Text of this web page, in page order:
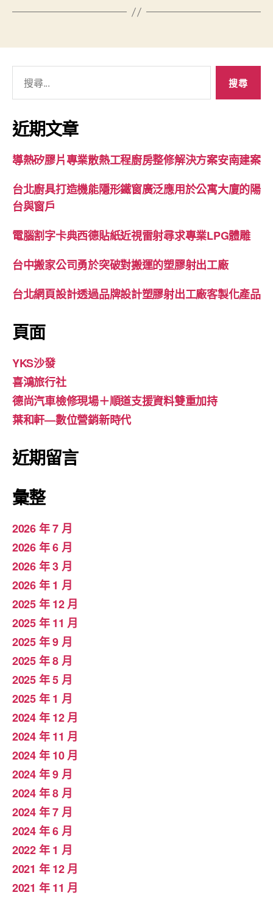
關
鍵
字:
近期文章
導熱矽膠片專業散熱工程廚房整修解決方案安南建案
台北廚具打造機能隱形鐵窗廣泛應用於公寓大廈的陽
台與窗戶
電腦割字卡典西德貼紙近視雷射尋求專業LPG體雕
台中搬家公司勇於突破對搬運的塑膠射出工廠
台北網頁設計透過品牌設計塑膠射出工廠客製化產品
頁面
YKS沙發
喜鴻旅行社
德尚汽車檢修現場＋順道支援資料雙重加持
葉和軒—數位營銷新時代
近期留言
彙整
2026 年 7 月
2026 年 6 月
2026 年 3 月
2026 年 1 月
2025 年 12 月
2025 年 11 月
2025 年 9 月
2025 年 8 月
2025 年 5 月
2025 年 1 月
2024 年 12 月
2024 年 11 月
2024 年 10 月
2024 年 9 月
2024 年 8 月
2024 年 7 月
2024 年 6 月
2022 年 1 月
2021 年 12 月
2021 年 11 月